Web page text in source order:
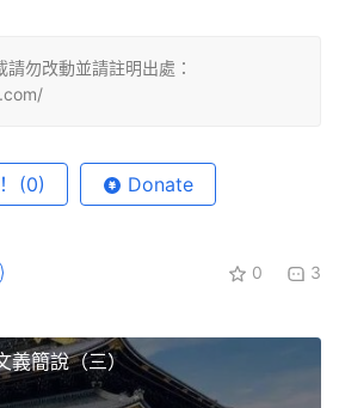
勿改動並請註明出處：
(0) Donate
0 3
義簡說（三）